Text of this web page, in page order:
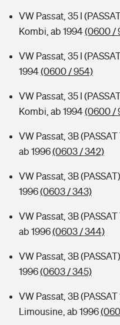
VW Passat, 35 I
Kombi, ab 1994(0600 /
VW Passat, 35 I
1994(0600 / 954)
VW Passat, 35 I
Kombi, ab 1994(0600 /
VW Passat, 3B
ab 1996(0603 / 342)
VW Passat, 3B
1996(0603 / 343)
VW Passat, 3B
ab 1996(0603 / 344)
VW Passat, 3B
1996(0603 / 345)
VW Passat, 3B (PASSAT
Limousine, ab 1996